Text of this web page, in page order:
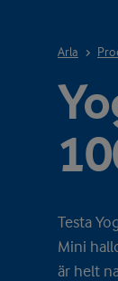
Arla
Testa
Mini
är helt